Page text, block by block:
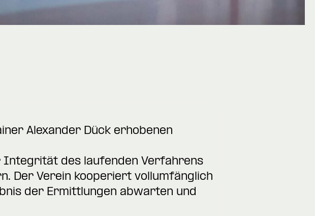
Alexander Dück erhobenen
Integrität des laufenden Verfahrens
Der Verein kooperiert vollumfänglich
der Ermittlungen abwarten und